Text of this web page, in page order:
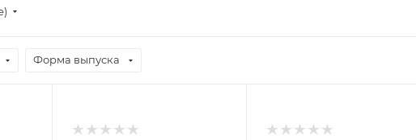
Форма выпуска